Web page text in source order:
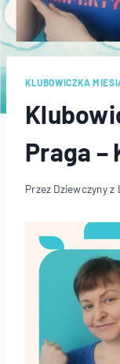
KLUBOWICZKA
Praga –
Przez Dziewczyny z